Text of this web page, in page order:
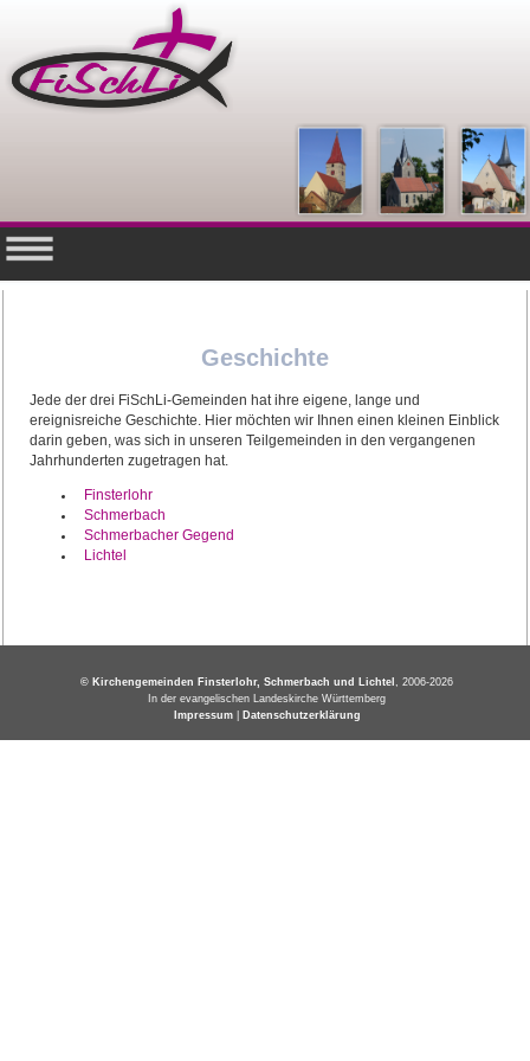
Geschichte
Jede der drei FiSchLi-Gemeinden hat ihre eigene, lange und
ereignisreiche Geschichte. Hier möchten wir Ihnen einen kleinen Einblick
darin geben, was sich in unseren Teilgemeinden in den vergangenen
Jahrhunderten zugetragen hat.
Finsterlohr
Schmerbach
Schmerbacher Gegend
Lichtel
© Kirchengemeinden Finsterlohr, Schmerbach und Lichtel , 2006-2026
In der evangelischen Landeskirche Württemberg
Impressum| Datenschutzerklärung